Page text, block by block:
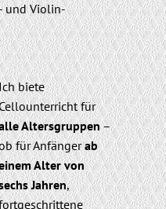
und Violin-
biete
für
Altersgruppen–
für Anfängerab
Alter von
Jahren,